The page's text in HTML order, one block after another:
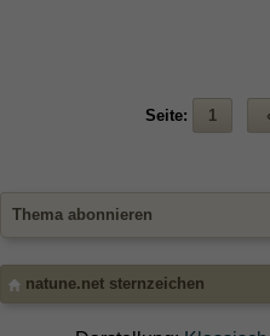
Seite: 1
Thema abonnieren
natune.net sternzeichen